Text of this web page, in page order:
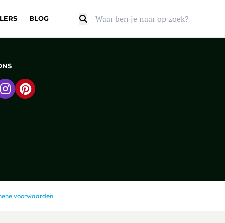
BLOG
Facebook
Ga naar Instagram
Ga naar Pinterest
voorwaarden